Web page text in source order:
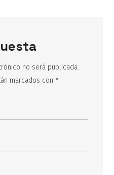
no será publicada.
marcados con *